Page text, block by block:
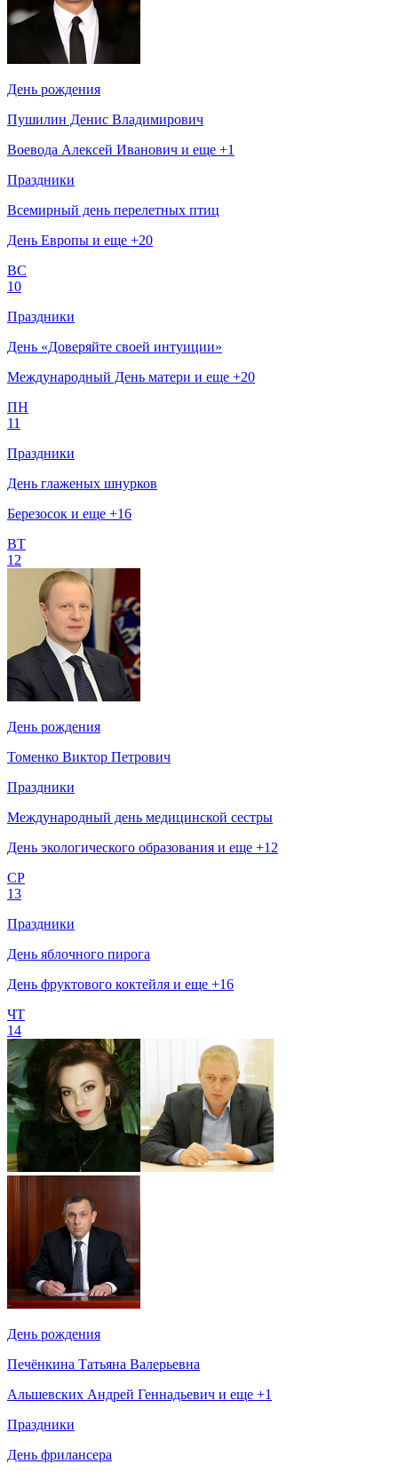
День рождения
Пушилин Денис Владимирович
Воевода Алексей Иванович и еще +1
Праздники
Всемирный день перелетных птиц
День Европы и еще +20
ВС
10
Праздники
День «Доверяйте своей интуиции»
Международный День матери и еще +20
ПН
11
Праздники
День глаженых шнурков
Березосок и еще +16
ВТ
12
День рождения
Томенко Виктор Петрович
Праздники
Международный день медицинской сестры
День экологического образования и еще +12
СР
13
Праздники
День яблочного пирога
День фруктового коктейля и еще +16
ЧТ
14
День рождения
Печёнкина Татьяна Валерьевна
Альшевских Андрей Геннадьевич и еще +1
Праздники
День фрилансера